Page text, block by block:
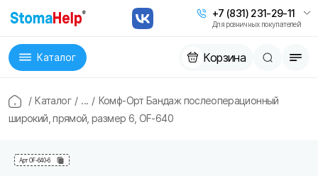
+7 (831) 231-29-11
Для розничных покупателей
Каталог Корзина
/ Каталог / ... / Комф-Орт Бандаж послеоперационный
широкий, прямой, размер 6, OF-640
АртOF-640-6